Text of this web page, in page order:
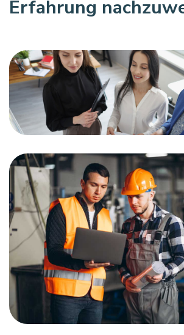
Erfahrung